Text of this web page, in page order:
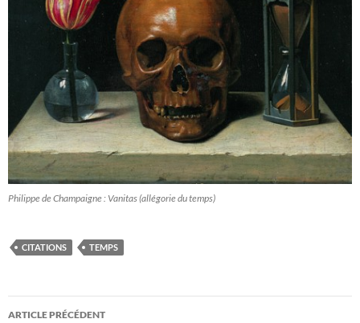
Philippe de Champaigne : Vanitas (allégorie du temps)
CITATIONS TEMPS
Navigation
ARTICLE PRÉCÉDENT